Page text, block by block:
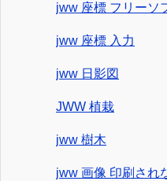
jww 座標 フリーソ
jww 座標 入力
jww 日影図
JWW 植栽
jww 樹木
jww 画像 印刷され